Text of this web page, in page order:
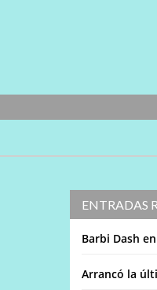
ENTRADAS
Barbi Dash
Arrancó la